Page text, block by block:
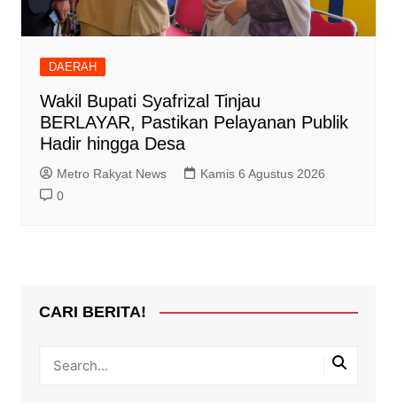
DAERAH
Wakil Bupati Syafrizal Tinjau
BERLAYAR, Pastikan Pelayanan Publik
Hadir hingga Desa
Metro Rakyat News
Kamis 6 Agustus 2026
0
CARI BERITA!